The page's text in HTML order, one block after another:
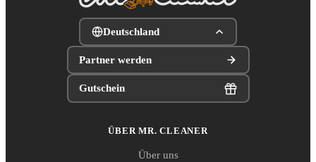
Deutschland
Partner werden
Gutschein
ÜBER MR. CLEANER
Über uns